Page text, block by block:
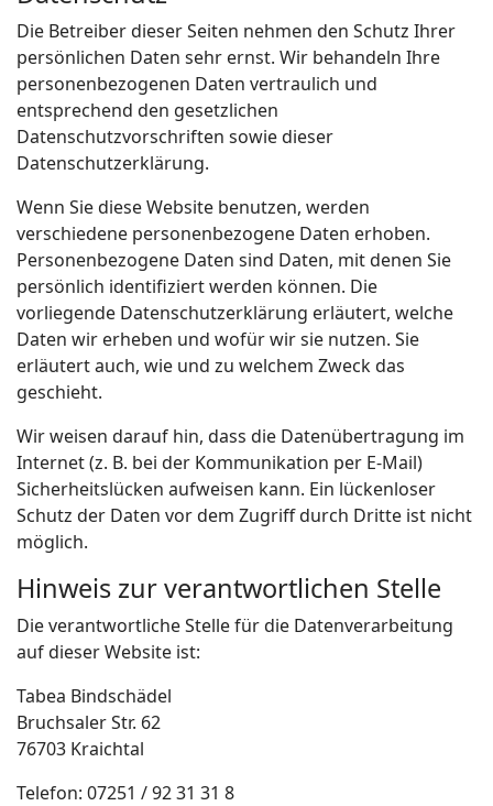
Die Betreiber dieser Seiten nehmen den Schutz Ihrer
persönlichen Daten sehr ernst. Wir behandeln Ihre
personenbezogenen Daten vertraulich und
entsprechend den gesetzlichen
Datenschutzvorschriften sowie dieser
Datenschutzerklärung.
Wenn Sie diese Website benutzen, werden
verschiedene personenbezogene Daten erhoben.
Personenbezogene Daten sind Daten, mit denen Sie
persönlich identifiziert werden können. Die
vorliegende Datenschutzerklärung erläutert, welche
Daten wir erheben und wofür wir sie nutzen. Sie
erläutert auch, wie und zu welchem Zweck das
geschieht.
Wir weisen darauf hin, dass die Datenübertragung im
Internet (z. B. bei der Kommunikation per E-Mail)
Sicherheitslücken aufweisen kann. Ein lückenloser
Schutz der Daten vor dem Zugriff durch Dritte ist nicht
möglich.
Hinweis zur verantwortlichen Stelle
Die verantwortliche Stelle für die Datenverarbeitung
auf dieser Website ist:
Tabea Bindschädel
Bruchsaler Str. 62
76703 Kraichtal
Telefon: 07251 / 92 31 31 8